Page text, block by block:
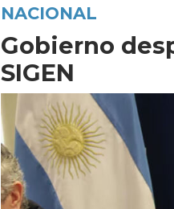
NACIONAL
Gobierno
SIGEN